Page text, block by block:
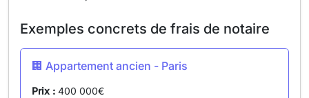
Exemples concrets de frais de notaire
🏢 Appartement ancien - Paris
Prix : 400 000€